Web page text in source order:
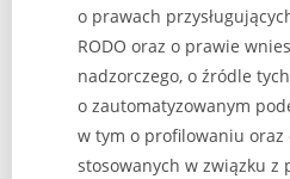
o prawach
RODO oraz o prawie
nadzorczego, o źródle
o zautomatyzowanym
w tym o profilowaniu oraz
stosowanych w związku z